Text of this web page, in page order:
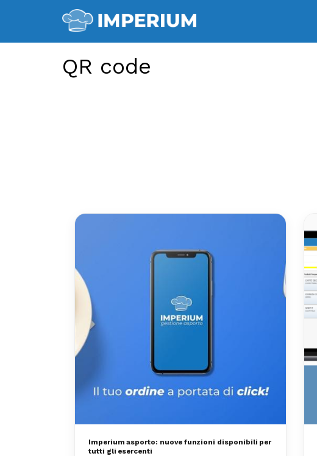
QR code
Imperium asporto: nuove funzioni disponibili per
tutti gli esercenti